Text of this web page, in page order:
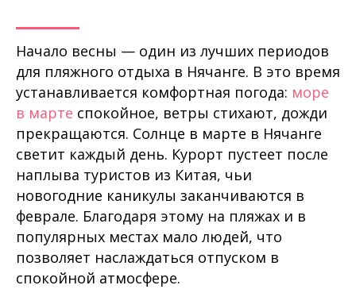
Начало весны — один из лучших периодов
для пляжного отдыха в Нячанге. В это время
устанавливается комфортная погода: море
в марте спокойное, ветры стихают, дожди
прекращаются. Солнце в марте в Нячанге
светит каждый день. Курорт пустеет после
наплыва туристов из Китая, чьи
новогодние каникулы заканчиваются в
феврале. Благодаря этому на пляжах и в
популярных местах мало людей, что
позволяет наслаждаться отпуском в
спокойной атмосфере.